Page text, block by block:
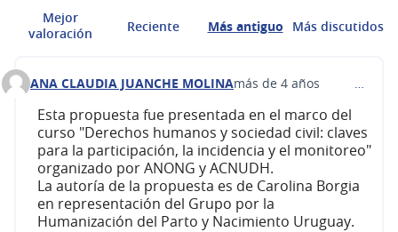
Mejor
valoración
Reciente Más antiguo Más discutidos
Comentario 283
ANA CLAUDIA JUANCHE MOLINAmás de 4 años
Esta propuesta fue presentada en el marco del
curso "Derechos humanos y sociedad civil: claves
para la participación, la incidencia y el monitoreo"
organizado por ANONG y ACNUDH.
La autoría de la propuesta es de Carolina Borgia
en representación del Grupo por la
Humanización del Parto y Nacimiento Uruguay.